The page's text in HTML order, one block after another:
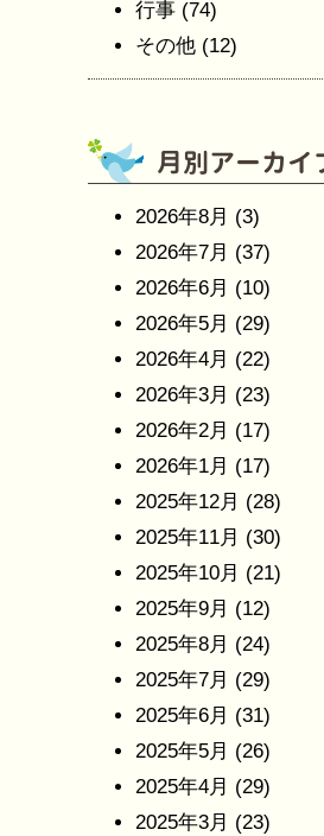
行事 (74)
その他 (12)
2026年8月 (3)
2026年7月 (37)
2026年6月 (10)
2026年5月 (29)
2026年4月 (22)
2026年3月 (23)
2026年2月 (17)
2026年1月 (17)
2025年12月 (28)
2025年11月 (30)
2025年10月 (21)
2025年9月 (12)
2025年8月 (24)
2025年7月 (29)
2025年6月 (31)
2025年5月 (26)
2025年4月 (29)
2025年3月 (23)